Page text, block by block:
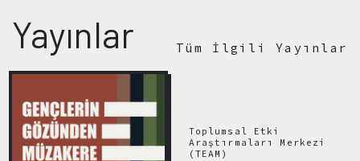
Yayınlar Tüm İlgili Yayınlar
Toplumsal Etki
Araştırmaları Merkezi
(TEAM)